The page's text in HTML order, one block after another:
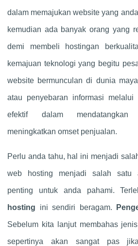
dalam memajukan website yang
kemudian ada banyak orang yang
demi membeli hostingan
kemajuan teknologi yang begitu
website bermunculan di dunia
atau penyebaran informasi
efektif dalam mendatangkan
meningkatkan omset penjualan.
Perlu anda tahu, hal ini menjadi
web hosting menjadi salah satu
penting untuk anda pahami.
hosting ini sendiri beragam.
Sebelum kita lanjut membahas jenis
sepertinya akan sangat pas